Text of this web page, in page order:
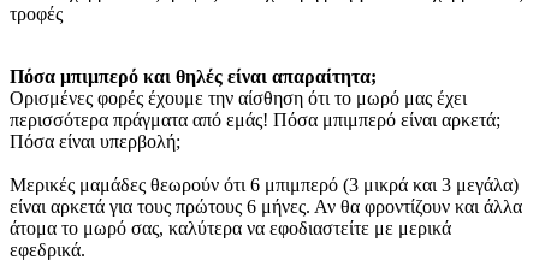
τροφές
Πόσα μπιμπερό και θηλές είναι απαραίτητα;
Ορισμένες φορές έχουμε την αίσθηση ότι το μωρό μας έχει
περισσότερα πράγματα από εμάς! Πόσα μπιμπερό είναι αρκετά;
Πόσα είναι υπερβολή;
Μερικές μαμάδες θεωρούν ότι 6 μπιμπερό (3 μικρά και 3 μεγάλα)
είναι αρκετά για τους πρώτους 6 μήνες. Αν θα φροντίζουν και άλλα
άτομα το μωρό σας, καλύτερα να εφοδιαστείτε με μερικά
εφεδρικά.